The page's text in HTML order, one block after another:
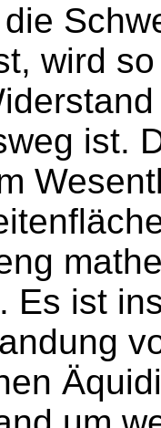
wird
ist.
Es ist